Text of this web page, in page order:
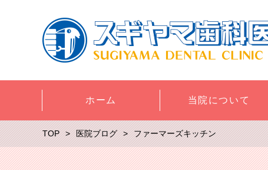
ホーム 当院について
TOP 医院ブログ ファーマーズキッチン